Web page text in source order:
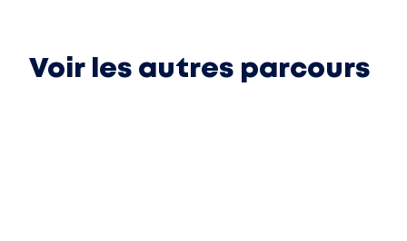
Voir les autres parcours